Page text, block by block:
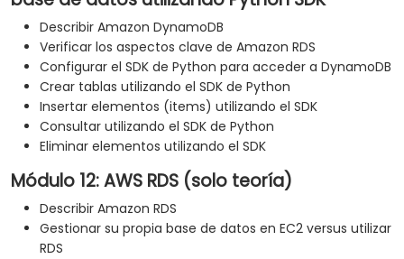
Describir Amazon DynamoDB
Verificar los aspectos clave de Amazon RDS
Configurar el SDK de Python para acceder a DynamoDB
Crear tablas utilizando el SDK de Python
Insertar elementos (items) utilizando el SDK
Consultar utilizando el SDK de Python
Eliminar elementos utilizando el SDK
Módulo 12: AWS RDS (solo teoría)
Describir Amazon RDS
Gestionar su propia base de datos en EC2 versus utilizar
RDS